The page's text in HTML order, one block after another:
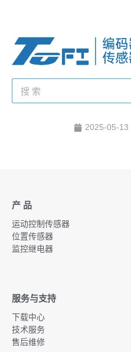
2025-05-13
产 品
运动控制传感器
位置传感器
监控继电器
服务与支持
下载中心
技术服务
售后维修